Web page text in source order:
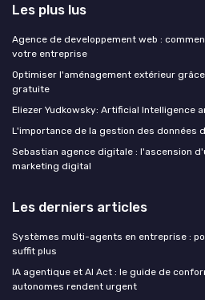
Les plus lus
Agence de developpement web :
votre entreprise
Optimiser l'aménagement extérieur
gratuite
Eliezer Yudkowsky: Artificial Intelligence
L'importance de la gestion des données
Sebastian agence digitale : l'ascension
marketing digital
Les derniers articles
Systèmes multi-agents en entreprise :
suffit plus
IA agentique et AI Act : le guide de
autonomes rendent urgent